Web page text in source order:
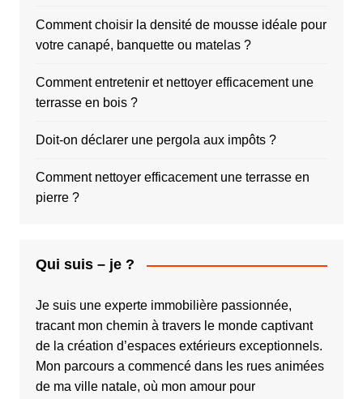
Comment choisir la densité de mousse idéale pour
votre canapé, banquette ou matelas ?
Comment entretenir et nettoyer efficacement une
terrasse en bois ?
Doit-on déclarer une pergola aux impôts ?
Comment nettoyer efficacement une terrasse en
pierre ?
Qui suis – je ?
Je suis une experte immobilière passionnée,
tracant mon chemin à travers le monde captivant
de la création d’espaces extérieurs exceptionnels.
Mon parcours a commencé dans les rues animées
de ma ville natale, où mon amour pour